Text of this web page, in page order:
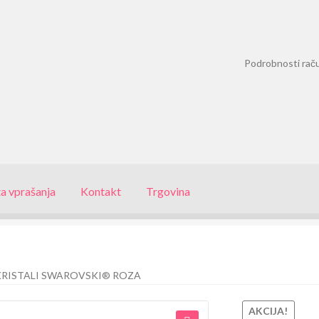
Podrobnosti
vprašanja Kontakt Trgovina
SWAROVSKI® ROZA
AKCIJA!